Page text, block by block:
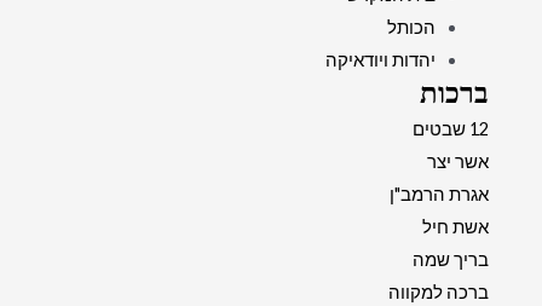
הכותל
יהדות ויודאיקה
ברכות
12 שבטים
אשר יצר
אגרת הרמב"ן
אשת חיל
בריך שמה
ברכה למקווה